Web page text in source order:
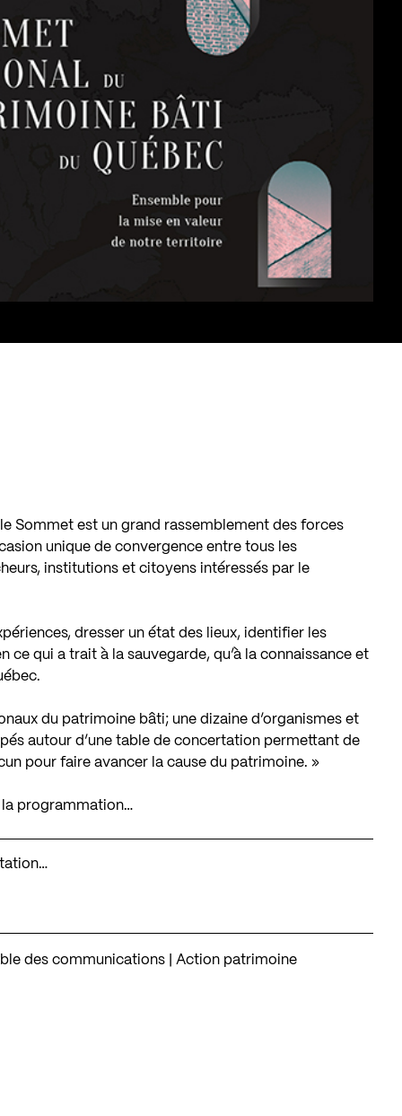
Sommet est un grand rassemblement des forces
unique de convergence entre tous les
institutions et citoyens intéressés par le
dresser un état des lieux, identifier les
ce qui a trait à la sauvegarde, qu’à la connaissance et
du patrimoine bâti; une dizaine d’organismes et
autour d’une table de concertation permettant de
pour faire avancer la cause du patrimoine. »
la programmation…
des communications | Action patrimoine